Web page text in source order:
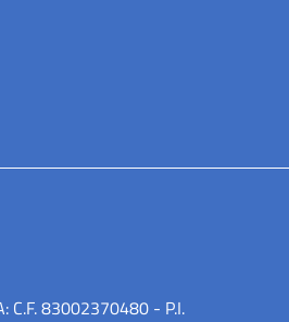
C.F. 83002370480 - P.I.